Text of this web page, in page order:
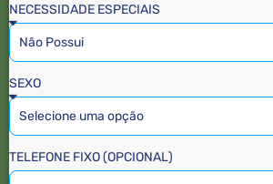
NECESSIDADE ESPECIAIS
SEXO
TELEFONE FIXO (OPCIONAL)